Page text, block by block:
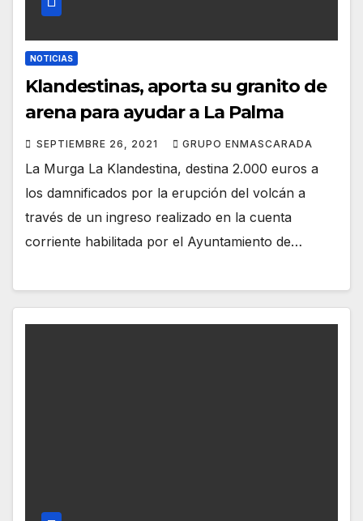
NOTICIAS
Klandestinas, aporta su granito de
arena para ayudar a La Palma
SEPTIEMBRE 26, 2021 GRUPO ENMASCARADA
La Murga La Klandestina, destina 2.000 euros a
los damnificados por la erupción del volcán a
través de un ingreso realizado en la cuenta
corriente habilitada por el Ayuntamiento de…